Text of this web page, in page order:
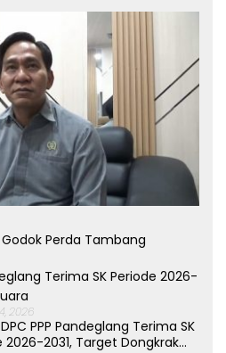
Godok Perda Tambang
2026
PPP Pandeglang Terima SK
2026-2031, Target Dongkrak